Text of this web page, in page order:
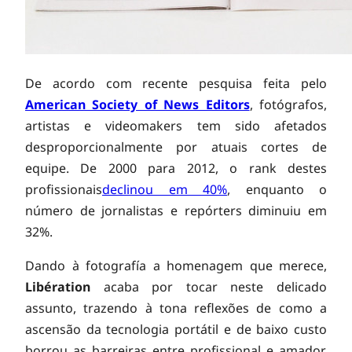
o
s
e
m
i
m
De acordo com recente pesquisa feita pelo
American Society of News Editors, fotógrafos,
artistas e videomakers tem sido afetados
desproporcionalmente por atuais cortes de
equipe. De 2000 para 2012, o rank destes
profissionaisdeclinou em 40%, enquanto o
número de jornalistas e repórters diminuiu em
32%.
Dando à fotografía a homenagem que merece,
Libération acaba por tocar neste delicado
assunto, trazendo à tona reflexões de como a
ascensão da tecnologia portátil e de baixo custo